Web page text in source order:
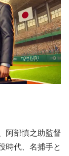
阿部慎之助監督
時代、名捕手と